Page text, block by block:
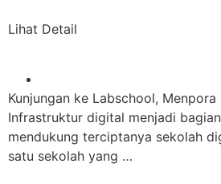
Lihat Detail
Kunjungan ke Labschool,
Infrastruktur digital menjadi
mendukung terciptanya sekolah
satu sekolah yang …